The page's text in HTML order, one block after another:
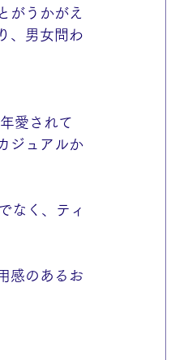
がうかがえ
、男女問わ
愛されて
ジュアルか
なく、ティ
感のあるお